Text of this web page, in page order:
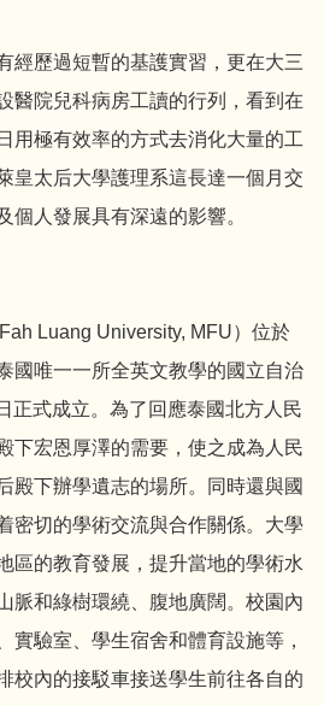
經歷過短暫的基護實習，更在大三
醫院兒科病房工讀的行列，看到在
用極有效率的方式去消化大量的工
皇太后大學護理系這長達一個月交
個人發展具有深遠的影響。
Luang University, MFU）位於
國唯一一所全英文教學的國立自治
正式成立。為了回應泰國北方人民
下宏恩厚澤的需要，使之成為人民
殿下辦學遺志的場所。同時還與國
密切的學術交流與合作關係。大學
區的教育發展，提升當地的學術水
脈和綠樹環繞、腹地廣闊。校園內
實驗室、學生宿舍和體育設施等，
校內的接駁車接送學生前往各自的